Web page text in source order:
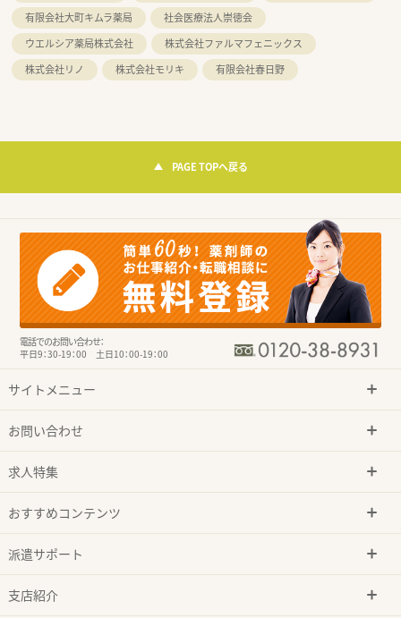
有限会社大町キムラ薬局
社会医療法人崇徳会
ウエルシア薬局株式会社
株式会社ファルマフェニックス
株式会社リノ
株式会社モリキ 有限会社春日野
PAGE TOPへ戻る
電話でのお問い合わせ：
平日9：30-19：00 土日10：00-19：00
サイトメニュー
お問い合わせ
求人特集
おすすめコンテンツ
派遣サポート
支店紹介